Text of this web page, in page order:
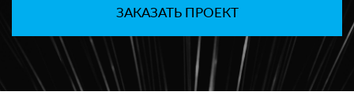
ЗАКАЗАТЬ ПРОЕКТ